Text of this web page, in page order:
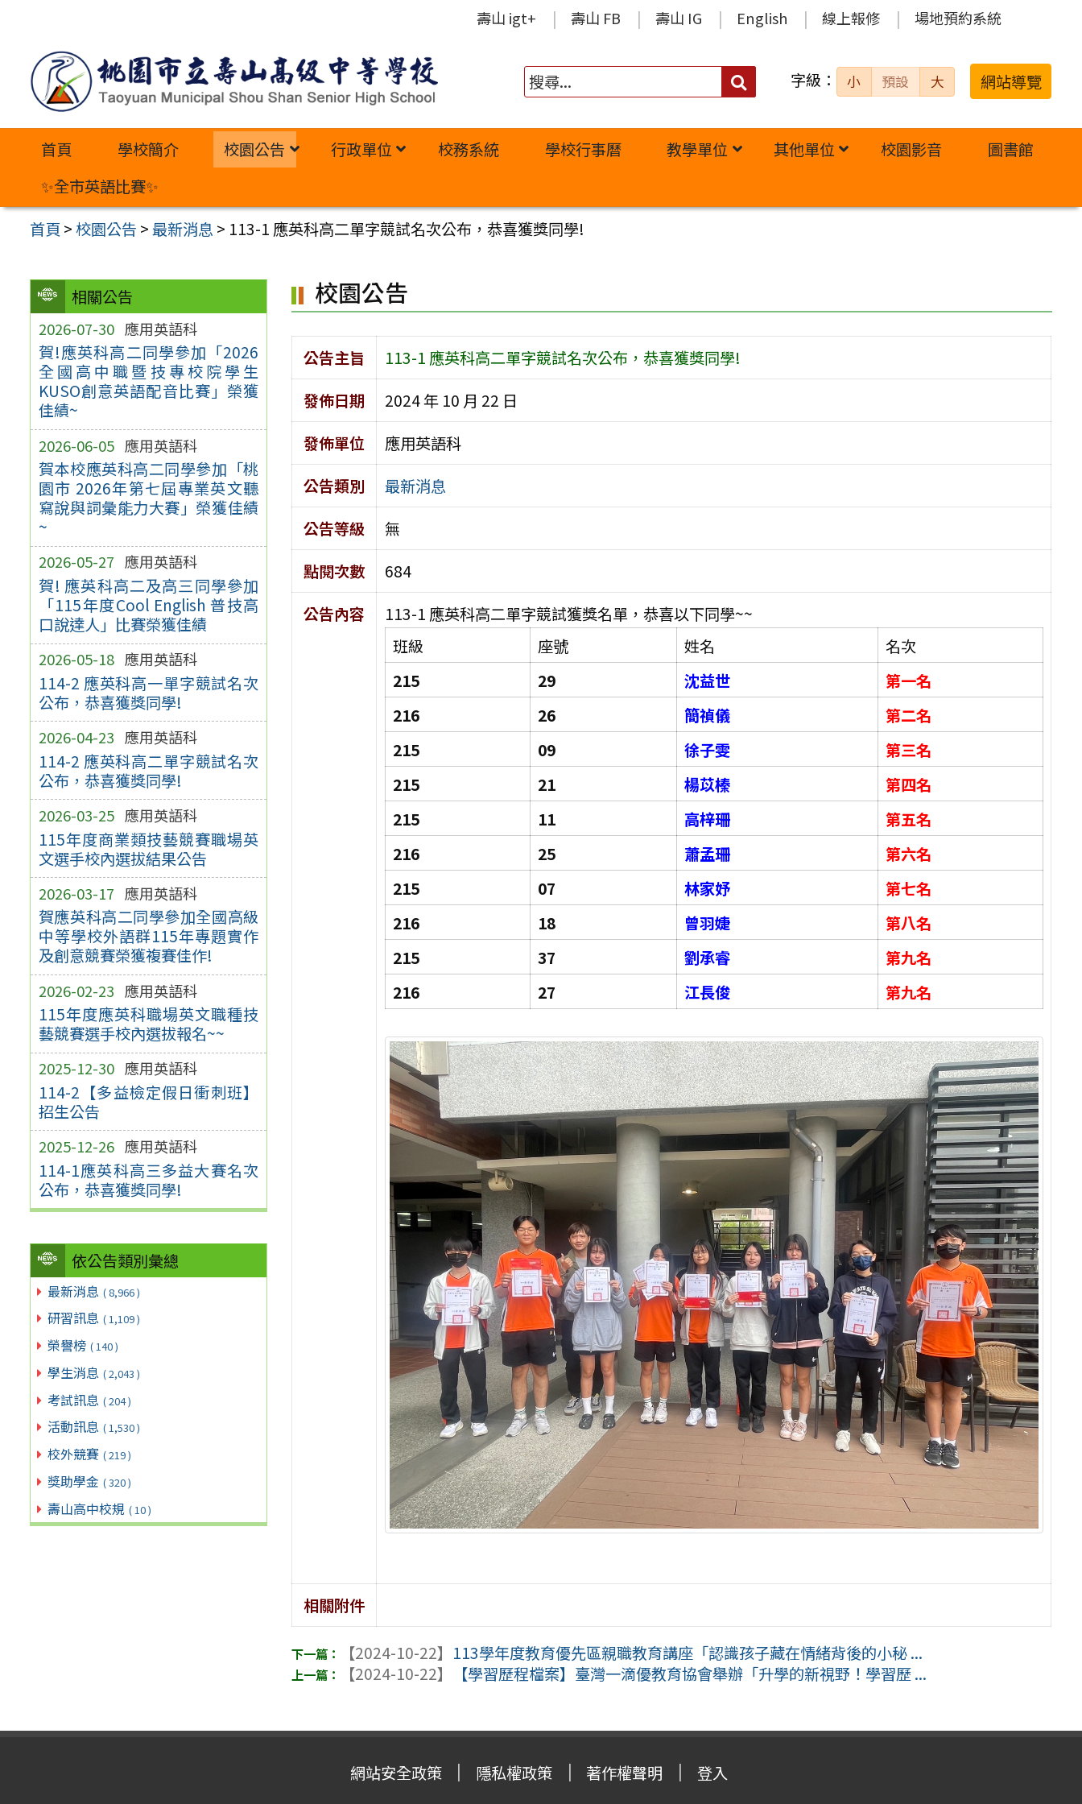
內
壽山 igt+ 壽山 FB 壽山 IG English 線上報修 場地預約系統
搜
字級： 小 預設 大 網站導覽
首頁 學校簡介 校園公告 行政單位 校務系統 學校行事曆 教學單位 其他單位 校園影音
圖書館
✨全市英語比賽✨
首頁 >校園公告 >最新消息 > 113-1 應英科高二單字競試名次公布，恭喜獲獎同學!
相關公告
2026-07-30 應用英語科
賀!應英科高二同學參加「2026
全國高中職暨技專校院學生
KUSO創意英語配音比賽」榮獲
佳績~
2026-06-05 應用英語科
賀本校應英科高二同學參加「桃
園市 2026年第七屆專業英文聽
寫說與詞彙能力大賽」榮獲佳績
~
2026-05-27 應用英語科
賀! 應英科高二及高三同學參加
「115年度Cool English 普技高
口說達人」比賽榮獲佳績
2026-05-18 應用英語科
114-2 應英科高一單字競試名次
公布，恭喜獲獎同學!
2026-04-23 應用英語科
114-2 應英科高二單字競試名次
公布，恭喜獲獎同學!
2026-03-25 應用英語科
115年度商業類技藝競賽職場英
文選手校內選拔結果公告
2026-03-17 應用英語科
賀應英科高二同學參加全國高級
中等學校外語群115年專題實作
及創意競賽榮獲複賽佳作!
2026-02-23 應用英語科
115年度應英科職場英文職種技
藝競賽選手校內選拔報名~~
2025-12-30 應用英語科
114-2【多益檢定假日衝刺班】
招生公告
2025-12-26 應用英語科
114-1應英科高三多益大賽名次
公布，恭喜獲獎同學!
依公告類別彙總
最新消息 ( 8,966 )
研習訊息 ( 1,109 )
榮譽榜 ( 140 )
學生消息 ( 2,043 )
考試訊息 ( 204 )
活動訊息 ( 1,530 )
校外競賽 ( 219 )
獎助學金 ( 320 )
壽山高中校規 ( 10 )
校園公告
公告主旨
113-1 應英科高二單字競試名次公布，恭喜獲獎同學!
發佈日期
2024 年 10 月 22 日
發佈單位
應用英語科
公告類別
最新消息
公告等級
無
點閱次數
684
公告內容
113-1 應英科高二單字競試獲獎名單，恭喜以下同學~~
班級
座號 姓名
名次
215
29 沈益世
第一名
216
26 簡禎儀
第二名
215
09 徐子雯
第三名
215
21 楊苡榛
第四名
215
11 高梓珊
第五名
216
25 蕭孟珊
第六名
215
07 林家妤
第七名
216
18 曾羽婕
第八名
215
37 劉承睿
第九名
216
27 江長俊 第九名
相關附件
【2024-10-22】 113學年度教育優先區親職教育講座「認識孩子藏在情緒背後的小秘 ...
【2024-10-22】
【學習歷程檔案】臺灣一滴優教育協會舉辦「升學的新視野！學習歷 ...
網站安全政策 隱私權政策 著作權聲明 登入